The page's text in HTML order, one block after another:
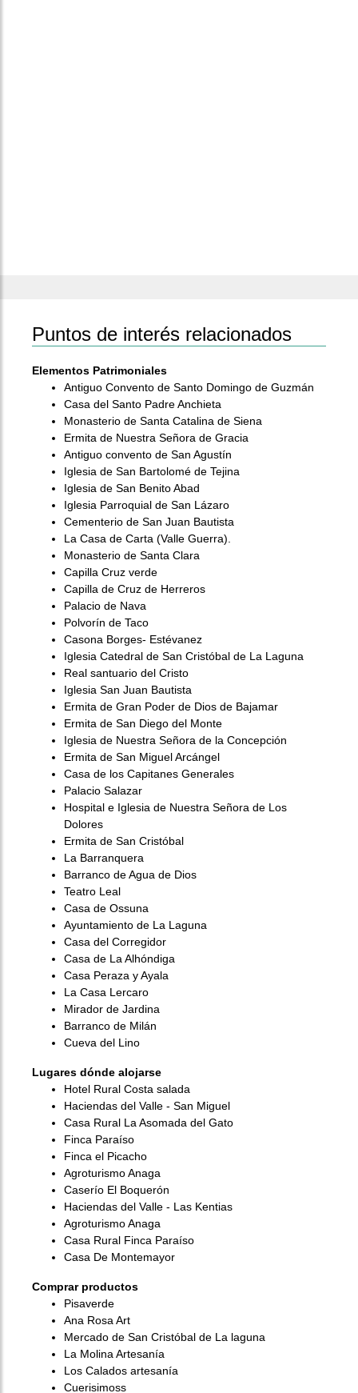
Puntos de interés relacionados
Elementos Patrimoniales
Antiguo Convento de Santo Domingo de Guzmán
Casa del Santo Padre Anchieta
Monasterio de Santa Catalina de Siena
Ermita de Nuestra Señora de Gracia
Antiguo convento de San Agustín
Iglesia de San Bartolomé de Tejina
Iglesia de San Benito Abad
Iglesia Parroquial de San Lázaro
Cementerio de San Juan Bautista
La Casa de Carta (Valle Guerra).
Monasterio de Santa Clara
Capilla Cruz verde
Capilla de Cruz de Herreros
Palacio de Nava
Polvorín de Taco
Casona Borges- Estévanez
Iglesia Catedral de San Cristóbal de La Laguna
Real santuario del Cristo
Iglesia San Juan Bautista
Ermita de Gran Poder de Dios de Bajamar
Ermita de San Diego del Monte
Iglesia de Nuestra Señora de la Concepción
Ermita de San Miguel Arcángel
Casa de los Capitanes Generales
Palacio Salazar
Hospital e Iglesia de Nuestra Señora de Los
Dolores
Ermita de San Cristóbal
La Barranquera
Barranco de Agua de Dios
Teatro Leal
Casa de Ossuna
Ayuntamiento de La Laguna
Casa del Corregidor
Casa de La Alhóndiga
Casa Peraza y Ayala
La Casa Lercaro
Mirador de Jardina
Barranco de Milán
Cueva del Lino
Lugares dónde alojarse
Hotel Rural Costa salada
Haciendas del Valle - San Miguel
Casa Rural La Asomada del Gato
Finca Paraíso
Finca el Picacho
Agroturismo Anaga
Caserío El Boquerón
Haciendas del Valle - Las Kentias
Agroturismo Anaga
Casa Rural Finca Paraíso
Casa De Montemayor
Comprar productos
Pisaverde
Ana Rosa Art
Mercado de San Cristóbal de La laguna
La Molina Artesanía
Los Calados artesanía
Cuerisimoss